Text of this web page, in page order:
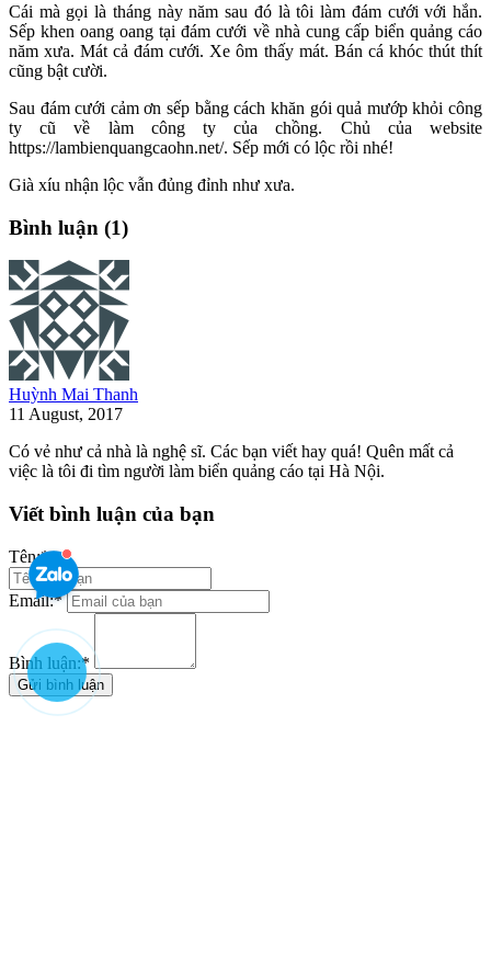
Cái mà gọi là tháng này năm sau đó là tôi làm đám cưới với hắn.
Sếp khen oang oang tại đám cưới về nhà cung cấp biển quảng cáo
năm xưa. Mát cả đám cưới. Xe ôm thấy mát. Bán cá khóc thút thít
cũng bật cười.
Sau đám cưới cảm ơn sếp bằng cách khăn gói quả mướp khỏi công
ty cũ về làm công ty của chồng. Chủ của website
https://lambienquangcaohn.net/. Sếp mới có lộc rồi nhé!
Già xíu nhận lộc vẫn đủng đỉnh như xưa.
Bình luận (1)
Huỳnh Mai Thanh
11 August, 2017
Có vẻ như cả nhà là nghệ sĩ. Các bạn viết hay quá! Quên mất cả
việc là tôi đi tìm người làm biển quảng cáo tại Hà Nội.
Viết bình luận của bạn
Tên:*
Email:*
Bình luận:*
Gửi bình luận